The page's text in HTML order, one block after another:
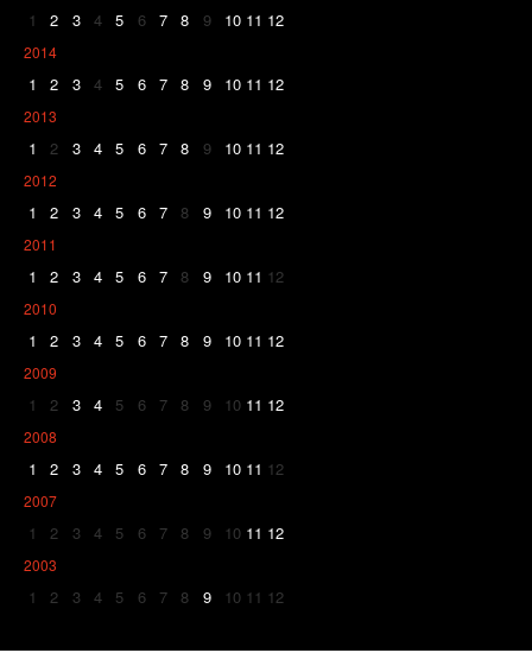
1 2 3 4 5 6 7 8 9 10 11 12
2014
1 2 3 4 5 6 7 8 9 10 11 12
2013
1 2 3 4 5 6 7 8 9 10 11 12
2012
1 2 3 4 5 6 7 8 9 10 11 12
2011
1 2 3 4 5 6 7 8 9 10 11 12
2010
1 2 3 4 5 6 7 8 9 10 11 12
2009
1 2 3 4 5 6 7 8 9 10 11 12
2008
1 2 3 4 5 6 7 8 9 10 11 12
2007
1 2 3 4 5 6 7 8 9 10 11 12
2003
1 2 3 4 5 6 7 8 9 10 11 12